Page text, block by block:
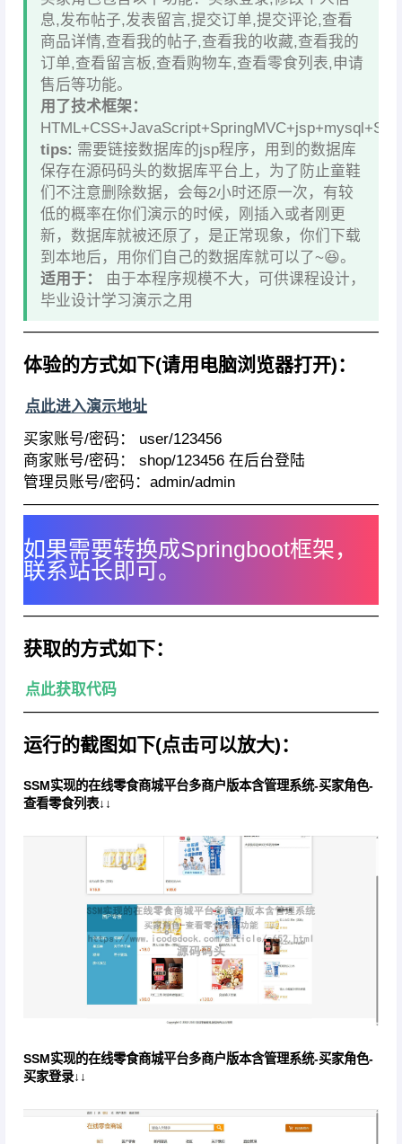
息,发布帖子,发表留言,提交订单,提交评论,查看
商品详情,查看我的帖子,查看我的收藏,查看我的
订单,查看留言板,查看购物车,查看零食列表,申请
售后等功能。
用了技术框架：
tips: 需要链接数据库的jsp程序，用到的数据库
保存在源码码头的数据库平台上，为了防止童鞋
们不注意删除数据，会每2小时还原一次，有较
低的概率在你们演示的时候，刚插入或者刚更
新，数据库就被还原了，是正常现象，你们下载
到本地后，用你们自己的数据库就可以了~😆。
适用于：
由于本程序规模不大，可供课程设计，
毕业设计学习演示之用
体验的方式如下(请用电脑浏览器打开)：
点此进入演示地址
买家账号/密码： user/123456
商家账号/密码： shop/123456 在后台登陆
管理员账号/密码：admin/admin
如果需要转换成Springboot框架，
联系站长即可。
获取的方式如下：
点此获取代码
运行的截图如下(点击可以放大)：
SSM实现的在线零食商城平台多商户版本含管理系统-买家角色-
查看零食列表↓↓
SSM实现的在线零食商城平台多商户版本含管理系统-买家角色-
买家登录↓↓